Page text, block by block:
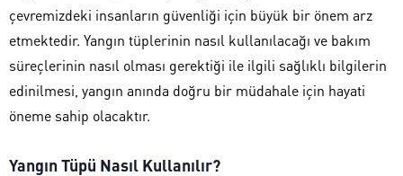
çevremizdeki insanların güvenliği için büyük bir önem arz
etmektedir. Yangın tüplerinin nasıl kullanılacağı ve bakım
süreçlerinin nasıl olması gerektiği ile ilgili sağlıklı bilgilerin
edinilmesi, yangın anında doğru bir müdahale için hayati
öneme sahip olacaktır.
Yangın Tüpü Nasıl Kullanılır?